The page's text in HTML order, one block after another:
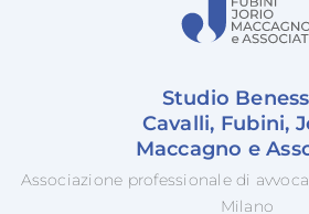
Studio
Cavalli, Fubini,
Maccagno e
Associazione professionale di
Milano